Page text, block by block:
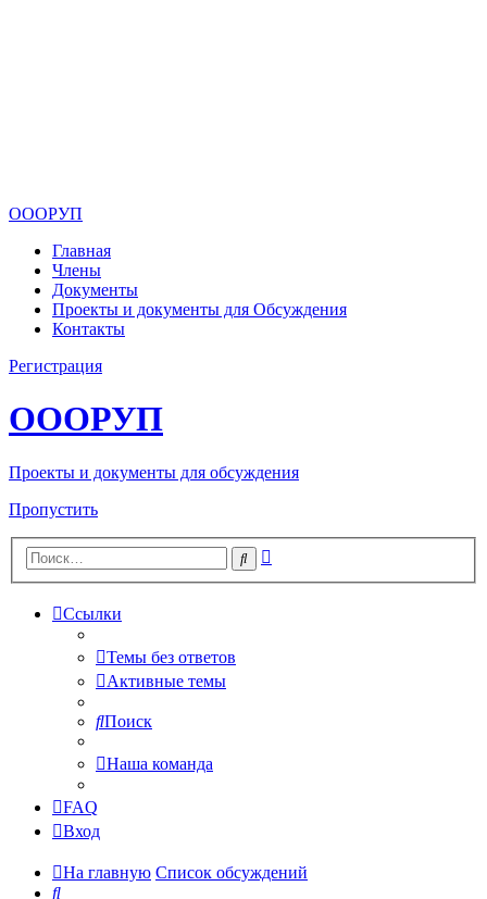
ОООРУП
Главная
Члены
Документы
Проекты и документы для Обсуждения
Контакты
Регистрация
ОООРУП
Проекты и документы для обсуждения
Пропустить
Поиск
Ссылки
Темы без ответов
Активные темы
Поиск
Наша команда
FAQ
Вход
На главную Список обсуждений
Поиск